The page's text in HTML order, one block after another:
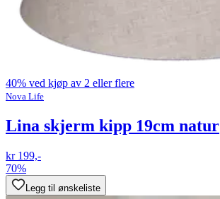
40% ved kjøp av 2 eller flere
Nova Life
Lina skjerm kipp 19cm natur
kr 199,-
70%
Legg til ønskeliste